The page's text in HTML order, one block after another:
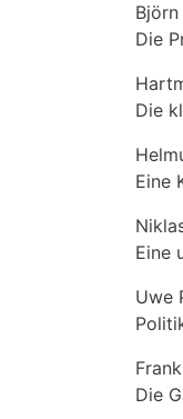
Die
Die
Eine
Eine
Uwe
Die